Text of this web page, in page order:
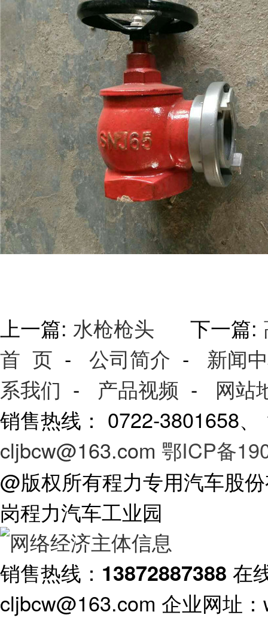
上一篇: 水枪枪头 下一篇:
首 页 - 公司简介 - 新闻
系我们 - 产品视频 - 网站
销售热线： 0722-3801658
cljbcw@163.com 鄂ICP备
@版权所有程力专用汽车股
岗程力汽车工业园
销售热线： 13872887388 在
cljbcw@163.com 企业网址